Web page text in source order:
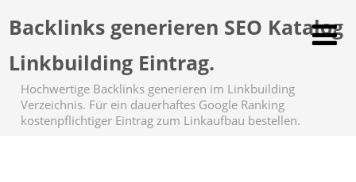
Backlinks generieren SEO Katalog
Linkbuilding Eintrag.
Hochwertige Backlinks generieren im Linkbuilding
Verzeichnis. Für ein dauerhaftes Google Ranking
kostenpflichtiger Eintrag zum Linkaufbau bestellen.